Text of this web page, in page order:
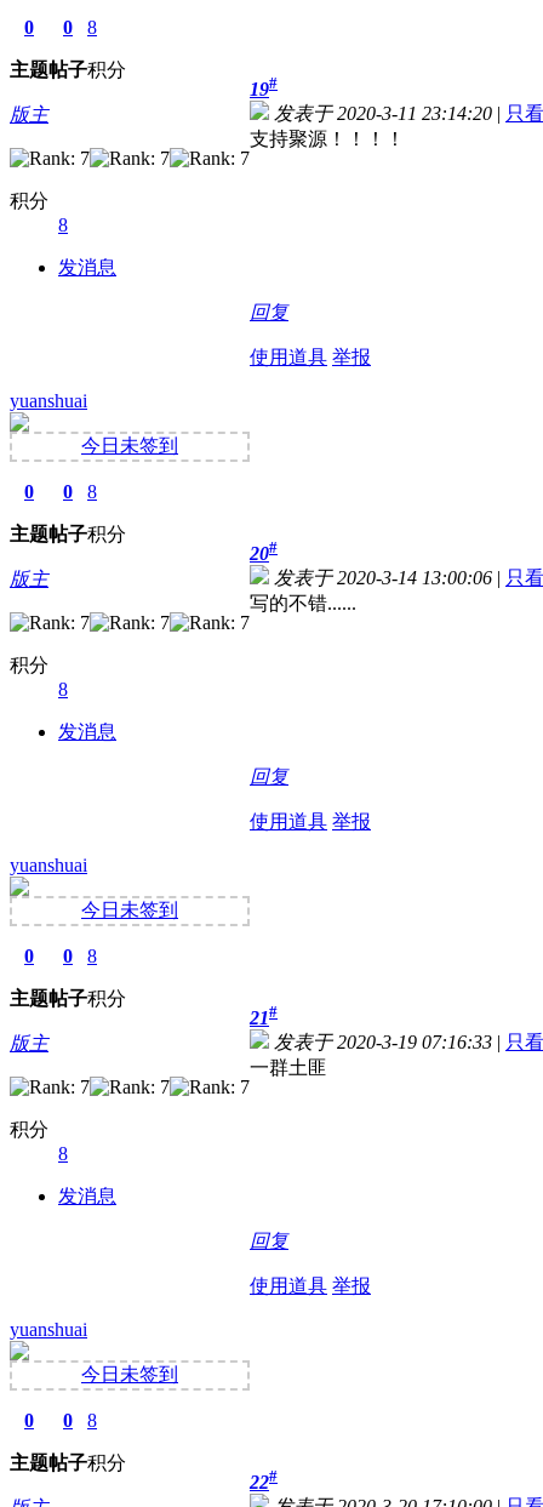
0
主题
0
帖子
8
积分
版主
积分
8
发消息
19#
发表于 2020-3-11 23:14:20 | 只
支持聚源！！！！
回复
使用道具 举报
yuanshuai
今日未签到
0
主题
0
帖子
8
积分
版主
积分
8
发消息
20#
发表于 2020-3-14 13:00:06 | 只
写的不错......
回复
使用道具 举报
yuanshuai
今日未签到
0
主题
0
帖子
8
积分
版主
积分
8
发消息
21#
发表于 2020-3-19 07:16:33 | 只
一群土匪
回复
使用道具 举报
yuanshuai
今日未签到
0
主题
0
帖子
8
积分
22#